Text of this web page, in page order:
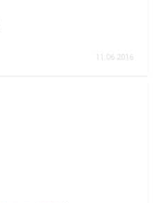
11.06.2016